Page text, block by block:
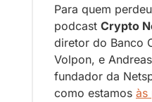
Para quem
podcast Crypto
diretor do Banco
Volpon, e
fundador da
como estamos às